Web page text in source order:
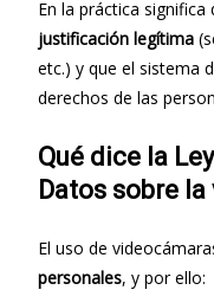
En la práctica significa
justificación legítima
etc.) y que el sistema
derechos de las
Qué dice la
Datos sobre
El uso de
personales, y por ello: